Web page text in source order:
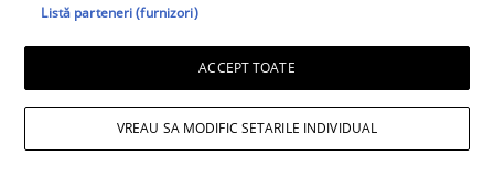
Daniela Nane, dezvăluiri după
despărțirea de Octavian Ene. Cum se
Listă parteneri (furnizori)
ACCEPT TOATE
VREAU SA MODIFIC SETARILE INDIVIDUAL